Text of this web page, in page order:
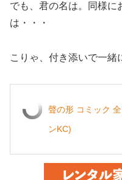
でも、君の名は。同様に
は・・・
こりゃ、付き添いで一緒
聲の形 コミック
ンKC)